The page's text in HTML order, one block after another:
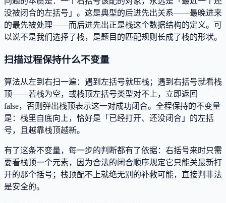
没被闭合的左括号」。这是典型的后进先出关系——最晚进来
的最先被处理——而后进先出正是栈这个数据结构的定义。可
以说不是我们选择了栈，是题目的匹配规则长成了栈的形状。
扫描过程保持什么不变量
算法从左到右扫一遍：遇到左括号就压栈；遇到右括号就看栈
顶——若栈为空，或栈顶左括号类型对不上，立即返回
false，否则弹出栈顶表示这一对成功闭合。全程保持的不变量
是：栈里自底向上，恰好是「已经打开、还没闭合」的左括
号，且越靠栈顶越新。
有了这条不变量，每一步的判断都有了依据：右括号来时只需
要看栈顶一个元素，因为合法的闭合顺序规定它只能关最新打
开的那个括号；栈顶配不上就绝无别的补救可能，直接判非法
是安全的。